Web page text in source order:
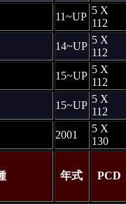
11~UP
5 X
112
14~UP
5 X
112
15~UP
5 X
112
15~UP
5 X
112
2001
5 X
130
年式 PCD